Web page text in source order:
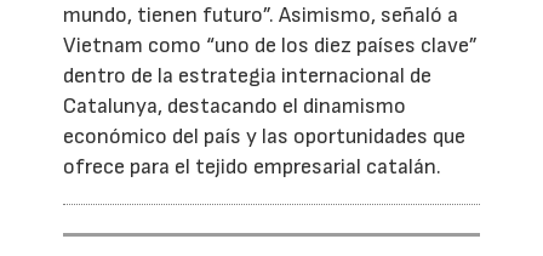
mundo, tienen futuro”. Asimismo, señaló a
Vietnam como “uno de los diez países clave”
dentro de la estrategia internacional de
Catalunya, destacando el dinamismo
económico del país y las oportunidades que
ofrece para el tejido empresarial catalán.